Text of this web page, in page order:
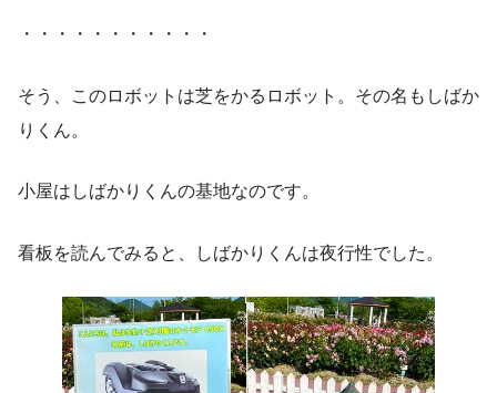
・・・・・・・・・・・
そう、このロボットは芝をかるロボット。その名もしばか
りくん。
小屋はしばかりくんの基地なのです。
看板を読んでみると、しばかりくんは夜行性でした。